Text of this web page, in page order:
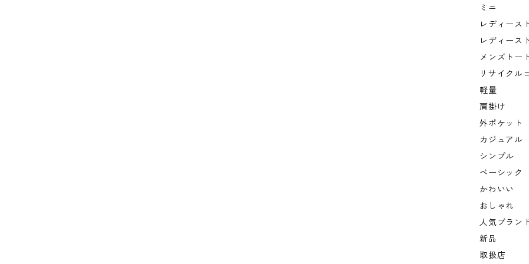
ミニ
レディース
レディース
メンズトー
リサイクル
軽量
肩掛け
外ポケット
カジュアル
シンプル
ベーシック
かわいい
おしゃれ
人気ブラン
新品
取扱店